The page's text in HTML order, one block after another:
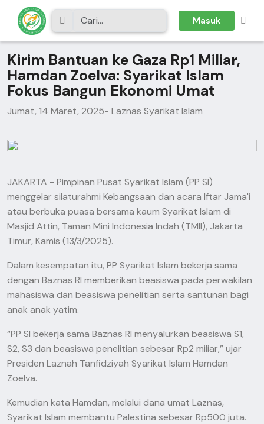
Masuk
Kirim Bantuan ke Gaza Rp1 Miliar,
Hamdan Zoelva: Syarikat Islam
Fokus Bangun Ekonomi Umat
Jumat, 14 Maret, 2025- Laznas Syarikat Islam
JAKARTA - Pimpinan Pusat Syarikat Islam (PP SI)
menggelar silaturahmi Kebangsaan dan acara Iftar Jama'i
atau berbuka puasa bersama kaum Syarikat Islam di
Masjid Attin, Taman Mini Indonesia Indah (TMII), Jakarta
Timur, Kamis (13/3/2025).
Dalam kesempatan itu, PP Syarikat Islam bekerja sama
dengan Baznas RI memberikan beasiswa pada perwakilan
mahasiswa dan beasiswa penelitian serta santunan bagi
anak anak yatim.
“PP SI bekerja sama Baznas RI menyalurkan beasiswa S1,
S2, S3 dan beasiswa penelitian sebesar Rp2 miliar,” ujar
Presiden Laznah Tanfidziyah Syarikat Islam Hamdan
Zoelva.
Kemudian kata Hamdan, melalui dana umat Laznas,
Syarikat Islam membantu Palestina sebesar Rp500 juta.